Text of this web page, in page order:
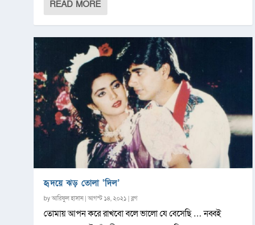
READ MORE
হৃদয়ে ঝড় তোলা ‘দিল’
byআরিফুল হাসান|আগস্ট ১৪, ২০২১ |ব্লগ
তোমায় আপন করে রাখবো বলে ভালো যে বেসেছি … নব্বই